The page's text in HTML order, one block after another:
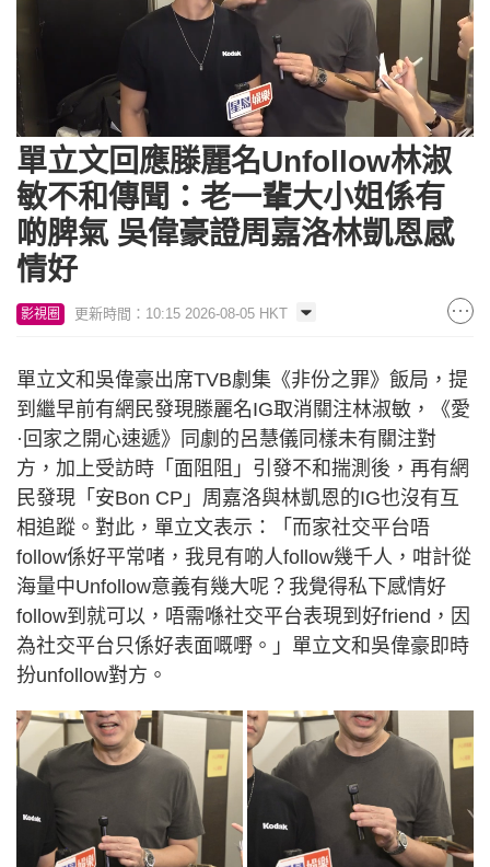
Unmute Loaded
8.40%
單立文回應滕麗名Unfollow林淑
敏不和傳聞：老一輩大小姐係有
啲脾氣 吳偉豪證周嘉洛林凱恩感
情好
影視圈 更新時間：10:15 2026-08-05 HKT
單立文和吳偉豪出席TVB劇集《非份之罪》飯局，提
到繼早前有網民發現滕麗名IG取消關注林淑敏，《愛
·回家之開心速遞》同劇的呂慧儀同樣未有關注對
方，加上受訪時「面阻阻」引發不和揣測後，再有網
民發現「安Bon CP」周嘉洛與林凱恩的IG也沒有互
相追蹤。對此，單立文表示：「而家社交平台唔
follow係好平常啫，我見有啲人follow幾千人，咁計從
海量中Unfollow意義有幾大呢？我覺得私下感情好
follow到就可以，唔需喺社交平台表現到好friend，因
為社交平台只係好表面嘅嘢。」單立文和吳偉豪即時
扮unfollow對方。